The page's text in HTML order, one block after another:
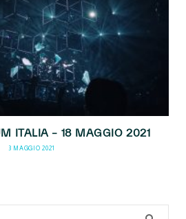
ITALIA – 18 MAGGIO 2021
3 MAGGIO 2021